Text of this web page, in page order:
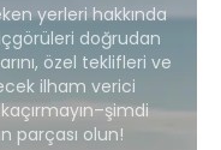
yerleri hakkında
doğrudan
özel teklifleri ve
ilham verici
parçası olun!